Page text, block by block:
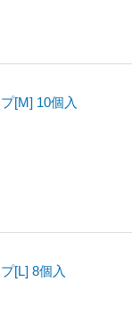
[M] 10個入
[L] 8個入